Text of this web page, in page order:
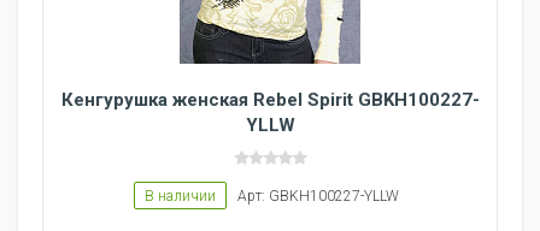
Кенгурушка женская Rebel Spirit GBKH100227-
YLLW
В наличии Арт: GBKH100227-YLLW